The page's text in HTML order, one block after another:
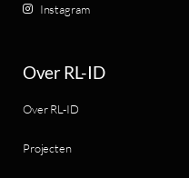
Instagram
Over RL-ID
Over RL-ID
Projecten